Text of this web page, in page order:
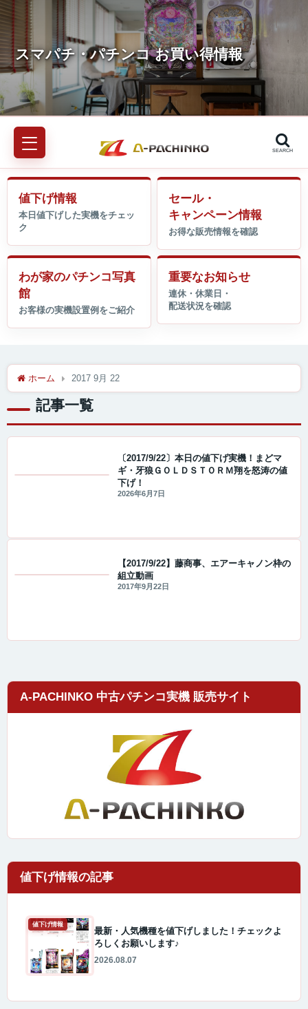
SEARCH
値下げ情報
セール・
キャンペーン情報
わが家のパチンコ写真
館
重要なお知らせ
ホーム 2017 9月 22
記事一覧
〔2017/9/22〕本日の値下げ実機！まどマ
ギ・牙狼ＧＯＬＤＳＴＯＲＭ翔を怒涛の値
下げ！
2026年6月7日
【2017/9/22】藤商事、エアーキャノン枠の
組立動画
2017年9月22日
A-PACHINKO 中古パチンコ実機 販売サイト
値下げ情報
最新・人気機種を値下げしました！チェックよ
ろしくお願いします♪
2026.08.07